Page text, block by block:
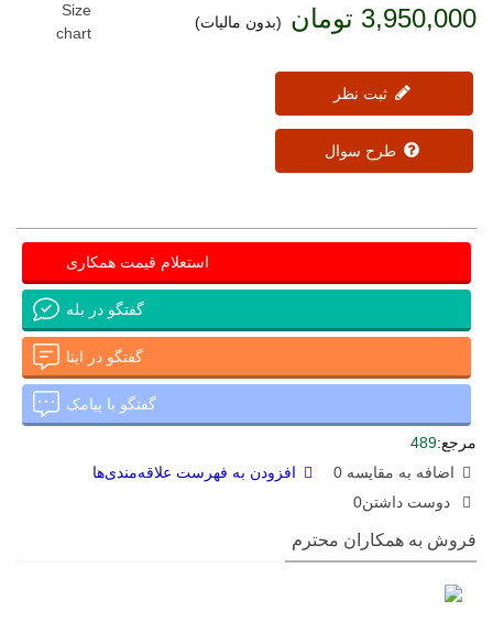
3,950,000 تومان (بدون مالیات)
ثبت نظر
طرح سوال
Size
chart
استعلام قیمت همکاری
گفتگو در بله
گفتگو در ایتا
گفتگو با پیامک
مرجع:489
اضافه به مقایسه 0
افزودن به فهرست علاقه‌مندی‌ها
دوست داشتن0
فروش به همکاران محترم